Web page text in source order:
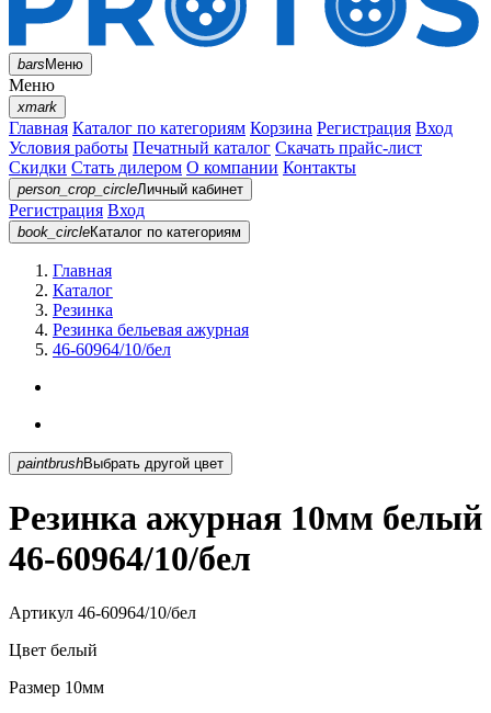
barsМеню
Меню
xmark
Главная Каталог по категориям Корзина Регистрация Вход
Условия работы Печатный каталог Скачать прайс-лист
Скидки Стать дилером О компании Контакты
person_crop_circleЛичный кабинет
Регистрация Вход
book_circleКаталог по категориям
Главная
Каталог
Резинка
Резинка бельевая ажурная
46-60964/10/бел
paintbrush Выбрать другой цвет
Резинка ажурная 10мм белый
46-60964/10/бел
Артикул 46-60964/10/бел
Цвет белый
Размер 10мм